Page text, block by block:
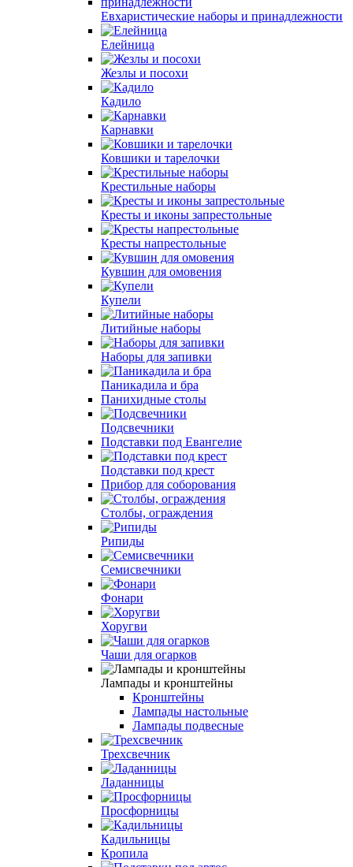
Евхаристические наборы и принадлежности
Елейница
Жезлы и посохи
Кадило
Карнавки
Ковшики и тарелочки
Крестильные наборы
Кресты и иконы запрестольные
Кресты напрестольные
Кувшин для омовения
Купели
Литийные наборы
Наборы для запивки
Паникадила и бра
Панихидные столы
Подсвечники
Подставки под Евангелие
Подставки под крест
Прибор для соборования
Столбы, ограждения
Рипиды
Семисвечники
Фонари
Хоругви
Чаши для огарков
Лампады и кронштейны
Кронштейны
Лампады настольные
Лампады подвесные
Трехсвечник
Ладанницы
Просфорницы
Кадильницы
Кропила